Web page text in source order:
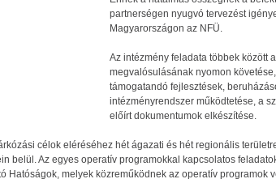
partnerségen nyugvó tervezést
Magyarországon az NFÜ.
Az intézmény feladata többek között
megvalósulásának nyomon
támogatandó fejlesztések,
intézményrendszer működtetése, a
előírt dokumentumok elkészítése.
célok eléréséhez hét ágazati és hét regionális
belül. Az egyes operatív programokkal kapcsolatos
Hatóságok, melyek közreműködnek az operatív